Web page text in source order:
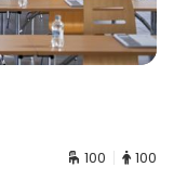
100 100